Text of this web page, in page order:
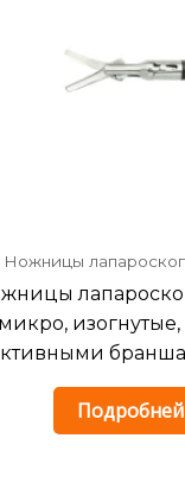
Ножницы
микро,
Подробней